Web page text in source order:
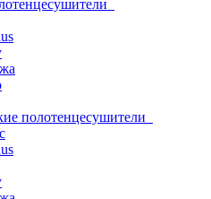
полотенцесушители